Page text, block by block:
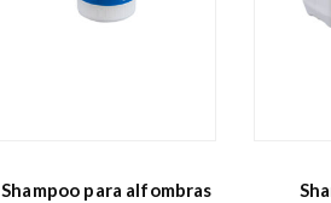
Shampoo para alfombras